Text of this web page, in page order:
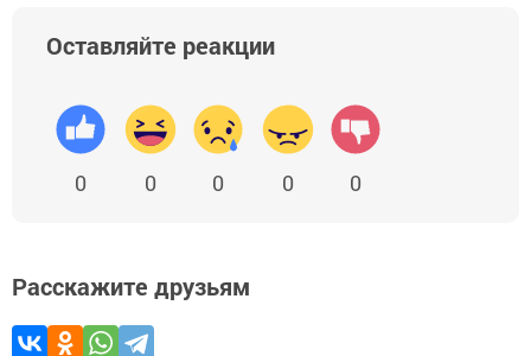
Оставляйте реакции
0 0 0 0 0
Расскажите друзьям